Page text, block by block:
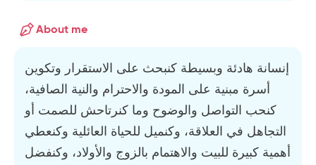
About me
إنسانة هادئة وبسيطة كنبحث على الاستقرار وتكوين
أسرة مبنية على المودة والاحترام والنية الصافية،
كنحب التواصل والوضوح وما كنرتاحش للصمت أو
التجاهل في العلاقة، وكنميل للحياة العائلية وكنعطي
أهمية كبيرة للبيت والاهتمام بالزوج والأولاد، وكنفضل